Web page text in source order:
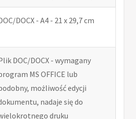
DOCX - A4 - 21 x 29,7 cm
DOC/DOCX - wymagany
MS OFFICE lub
możliwość edycji
nadaje się do
druku